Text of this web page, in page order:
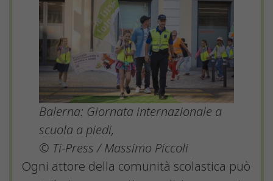
Balerna: Giornata internazionale a
scuola a piedi,
© Ti-Press / Massimo Piccoli
Ogni attore della comunità scolastica può